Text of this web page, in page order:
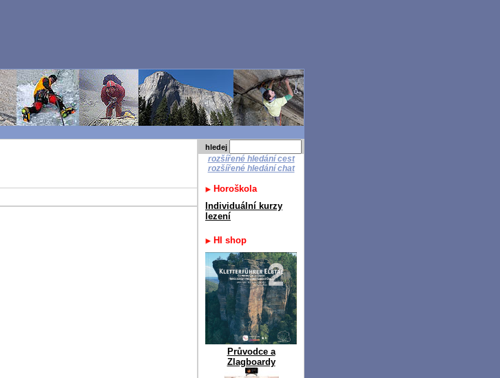
hledej
rozšířené hledání cest
rozšířené hledání chat
Horoškola
Individuální kurzy
lezení
HI shop
Průvodce a
Zlagboardy